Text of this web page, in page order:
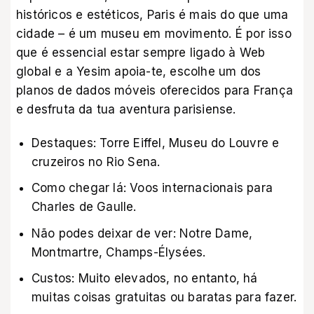
históricos e estéticos, Paris é mais do que uma
cidade – é um museu em movimento. É por isso
que é essencial estar sempre ligado à Web
global e a Yesim apoia-te, escolhe um dos
planos de dados móveis oferecidos para França
e desfruta da tua aventura parisiense.
Destaques: Torre Eiffel, Museu do Louvre e
cruzeiros no Rio Sena.
Como chegar lá: Voos internacionais para
Charles de Gaulle.
Não podes deixar de ver: Notre Dame,
Montmartre, Champs-Élysées.
Custos: Muito elevados, no entanto, há
muitas coisas gratuitas ou baratas para fazer.